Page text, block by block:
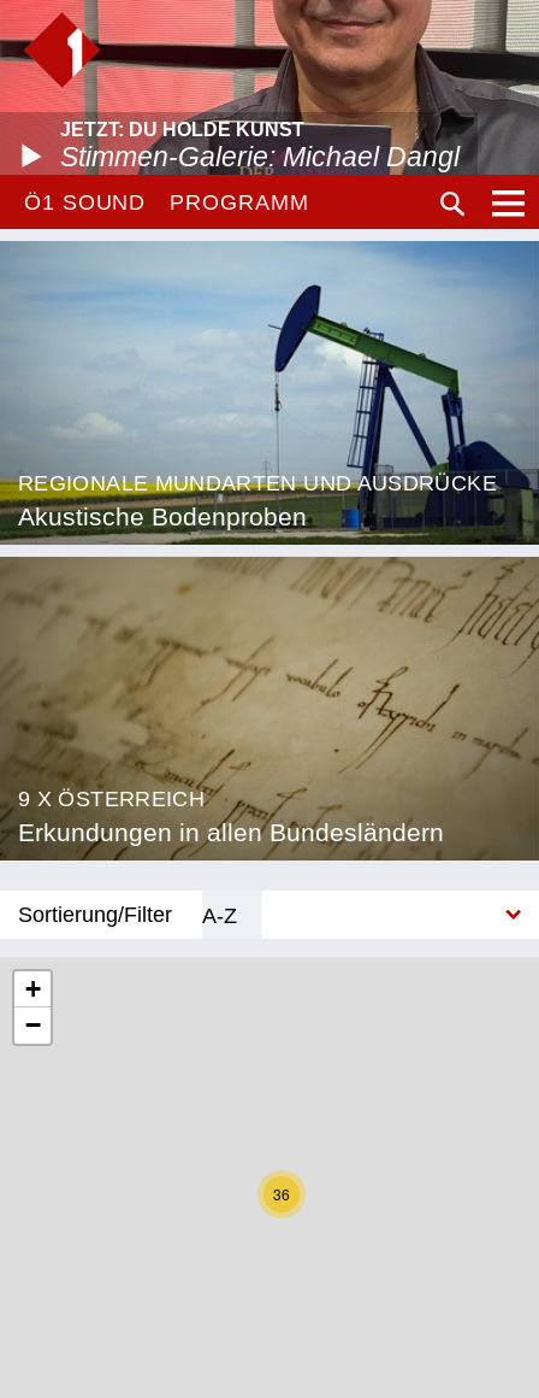
JETZT: DU HOLDE KUNST
Stimmen-Galerie: Michael Dangl
Ö1 SOUND PROGRAMM
REGIONALE MUNDARTEN UND AUSDRÜCKE
Akustische Bodenproben
9 X ÖSTERREICH
Erkundungen in allen Bundesländern
Sortierung/Filter
A-Z
Niederösterreich
Oberösterreich
36
+
−